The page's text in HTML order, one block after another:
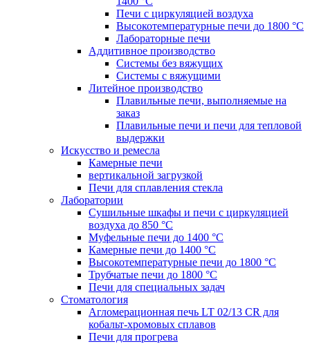
Печи с циркуляцией воздуха
Высокотемпературные печи до 1800 °C
Лабораторные печи
Аддитивное производство
Системы без вяжущих
Системы с вяжущими
Литейное производство
Плавильные печи, выполняемые на
заказ
Плавильные печи и печи для тепловой
выдержки
Искусство и ремесла
Камерные печи
вертикальной загрузкой
Печи для сплавления стекла
Лаборатории
Сушильные шкафы и печи с циркуляцией
воздуха до 850 °C
Муфельные печи до 1400 °C
Камерные печи до 1400 °C
Высокотемпературные печи до 1800 °C
Трубчатые печи до 1800 °C
Печи для специальных задач
Стоматология
Агломерационная печь LT 02/13 CR для
кобальт-хромовых сплавов
Печи для прогрева